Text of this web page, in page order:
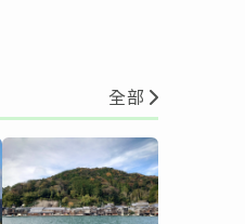
全部